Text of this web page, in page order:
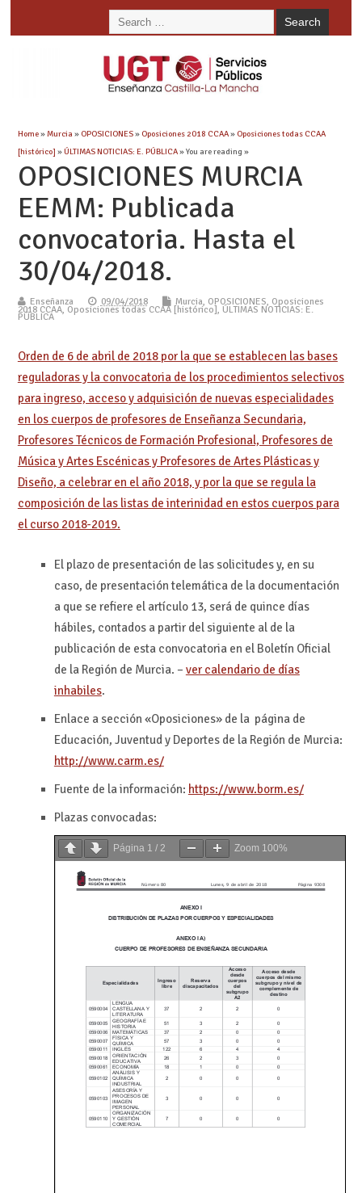
Home»Murcia » OPOSICIONES» Oposiciones 2018 CCAA» Oposiciones todas CCAA
[histórico] »ÚLTIMAS NOTICIAS: E. PÚBLICA» You are reading »
OPOSICIONES MURCIA
EEMM: Publicada
convocatoria. Hasta el
30/04/2018.
Enseñanza 09/04/2018 Murcia, OPOSICIONES, Oposiciones
2018 CCAA, Oposiciones todas CCAA [histórico], ÚLTIMAS NOTICIAS: E.
PÚBLICA
Orden de 6 de abril de 2018 por la que se establecen las bases
reguladoras y la convocatoria de los procedimientos selectivos
para ingreso, acceso y adquisición de nuevas especialidades
en los cuerpos de profesores de Enseñanza Secundaria,
Profesores Técnicos de Formación Profesional, Profesores de
Música y Artes Escénicas y Profesores de Artes Plásticas y
Diseño, a celebrar en el año 2018, y por la que se regula la
composición de las listas de interinidad en estos cuerpos para
el curso 2018-2019.
El plazo de presentación de las solicitudes y, en su
caso, de presentación telemática de la documentación
a que se refiere el artículo 13, será de quince días
hábiles, contados a partir del siguiente al de la
publicación de esta convocatoria en el Boletín Oficial
de la Región de Murcia. – ver calendario de días
inhabiles.
Enlace a sección «Oposiciones» de la página de
Educación, Juventud y Deportes de la Región de Murcia:
http://www.carm.es/
Fuente de la información: https://www.borm.es/
Plazas convocadas:
Página 1 / 2 Zoom 100%